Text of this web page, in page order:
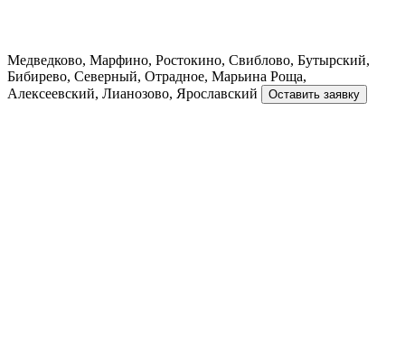
Медведково, Марфино, Ростокино, Свиблово, Бутырский,
Бибирево, Северный, Отрадное, Марьина Роща,
Алексеевский, Лианозово, Ярославский
Оставить заявку